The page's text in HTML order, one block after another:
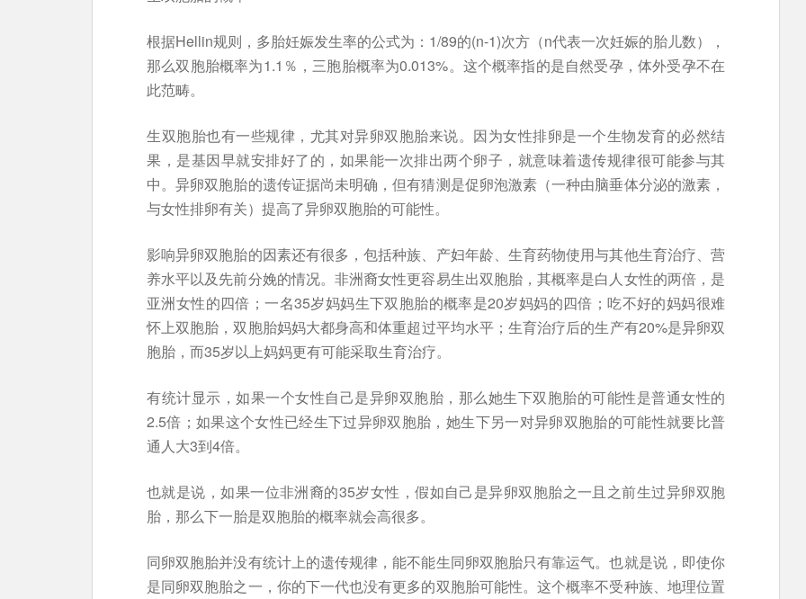
根据Hellin规则，多胎妊娠发生率的公式为：1/89的(n-1)次方（n代表一次妊娠的胎儿数），
那么双胞胎概率为1.1％，三胞胎概率为0.013%。这个概率指的是自然受孕，体外受孕不在
此范畴。
生双胞胎也有一些规律，尤其对异卵双胞胎来说。因为女性排卵是一个生物发育的必然结
果，是基因早就安排好了的，如果能一次排出两个卵子，就意味着遗传规律很可能参与其
中。异卵双胞胎的遗传证据尚未明确，但有猜测是促卵泡激素（一种由脑垂体分泌的激素，
与女性排卵有关）提高了异卵双胞胎的可能性。
影响异卵双胞胎的因素还有很多，包括种族、产妇年龄、生育药物使用与其他生育治疗、营
养水平以及先前分娩的情况。非洲裔女性更容易生出双胞胎，其概率是白人女性的两倍，是
亚洲女性的四倍；一名35岁妈妈生下双胞胎的概率是20岁妈妈的四倍；吃不好的妈妈很难
怀上双胞胎，双胞胎妈妈大都身高和体重超过平均水平；生育治疗后的生产有20%是异卵双
胞胎，而35岁以上妈妈更有可能采取生育治疗。
有统计显示，如果一个女性自己是异卵双胞胎，那么她生下双胞胎的可能性是普通女性的
2.5倍；如果这个女性已经生下过异卵双胞胎，她生下另一对异卵双胞胎的可能性就要比普
通人大3到4倍。
也就是说，如果一位非洲裔的35岁女性，假如自己是异卵双胞胎之一且之前生过异卵双胞
胎，那么下一胎是双胞胎的概率就会高很多。
同卵双胞胎并没有统计上的遗传规律，能不能生同卵双胞胎只有靠运气。也就是说，即使你
是同卵双胞胎之一，你的下一代也没有更多的双胞胎可能性。这个概率不受种族、地理位置